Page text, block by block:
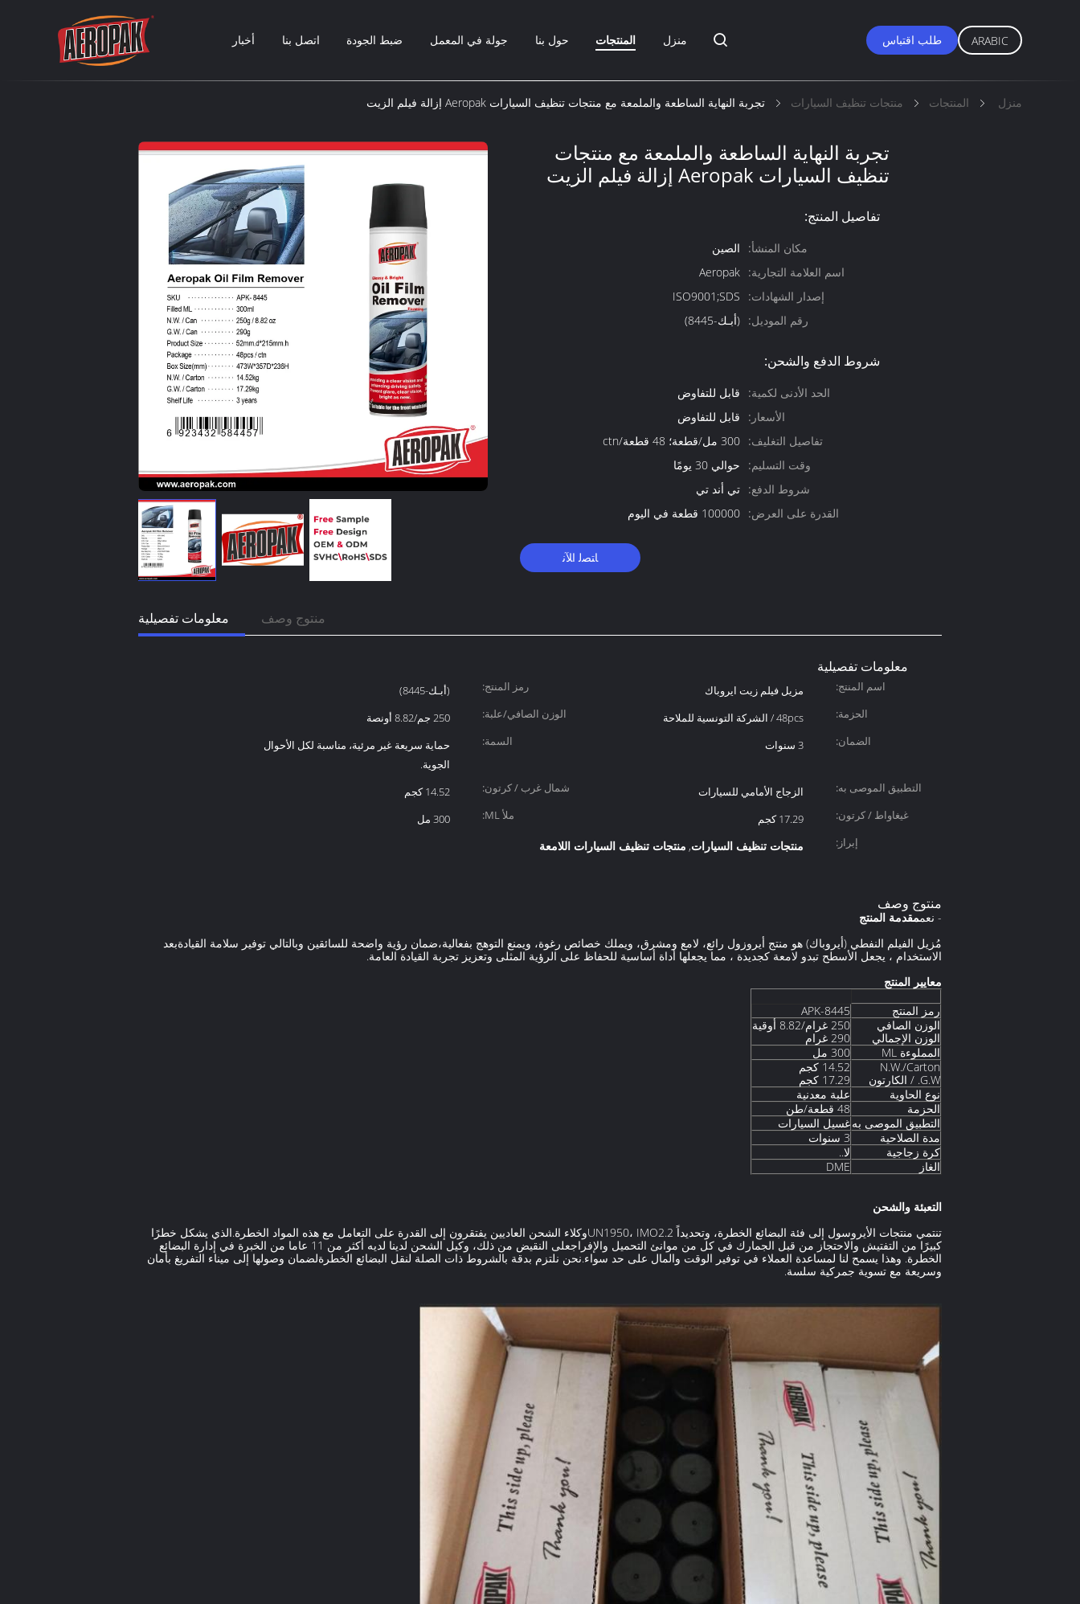
منزل المنتجات حول بنا جولة في المعمل ضبط الجودة اتصل بنا أخبار طلب اقتباس ARABIC
منزل المنتجات منتجات تنظيف السيارات تجربة النهاية الساطعة والملمعة مع منتجات تنظيف السيارات Aeropak إزالة فيلم الزيت
تجربة النهاية الساطعة والملمعة مع منتجات
تنظيف السيارات Aeropak إزالة فيلم الزيت
تفاصيل المنتج:
مكان المنشأ:
الصين
اسم العلامة التجارية: Aeropak
إصدار الشهادات:
ISO9001;SDS
رقم الموديل: (أبـك-8445)
شروط الدفع والشحن:
الحد الأدنى لكمية:
قابل للتفاوض
الأسعار:
قابل للتفاوض
تفاصيل التغليف: 300 مل/قطعة؛ 48 قطعة/ctn
وقت التسليم:
حوالي 30 يومًا
شروط الدفع: تي أند تي
القدرة على العرض: 100000 قطعة في اليوم
ﺎﺘﺼﻟ ﺍﻶﻧ
معلومات تفصيلية منتوج وصف
معلومات تفصيلية
اسم المنتج: مزيل فيلم زيت ايروباك رمز المنتج:
(أبـك-8445)
الحزمة:
48pcs / الشركة التونسية للملاحة الوزن الصافي/علبة:
250 جم/8.82 أونصة
الضمان:
3 سنوات السمة:
حماية سريعة غير مرئية، مناسبة لكل الأحوال
الجوية.
التطبيق الموصى به:
الزجاج الأمامي للسيارات شمال غرب / كرتون:
14.52 كجم
غيغاواط / كرتون:
17.29 كجم ملأ ML:
300 مل
إبراز:
منتجات تنظيف السيارات, منتجات تنظيف السيارات اللامعة
منتوج وصف
- نعممقدمة المنتج
مُزيل الفيلم النفطي (أيروباك) هو منتج أيروزول رائع، لامع ومشرق، ويملك خصائص رغوة، ويمنع التوهج بفعالية،ضمان رؤية واضحة للسائقين وبالتالي توفير سلامة القيادةبعد
الاستخدام ، يجعل الأسطح تبدو لامعة كجديدة ، مما يجعلها أداة أساسية للحفاظ على الرؤية المثلى وتعزيز تجربة القيادة العامة.
معايير المنتج
رمز المنتج
APK-8445
الوزن الصافي
الوزن الإجمالي
250 غرام/8.82 أوقية
290 غرام
المملوءة ML
300 مل
N.W./Carton
G.W. / الكارتون
14.52 كجم
17.29 كجم
نوع الحاوية
علبة معدنية
الحزمة
48 قطعة/طن
التطبيق الموصى بهغسيل السيارات
مدة الصلاحية
3 سنوات
كرة زجاجية
لا..
الغاز
DME
التعبئة والشحن
تنتمي منتجات الأيروسول إلى فئة البضائع الخطرة، وتحديداً UN1950، IMO2.2وكلاء الشحن العاديين يفتقرون إلى القدرة على التعامل مع هذه المواد الخطرة.الذي يشكل خطرًا
كبيرًا من التفتيش والاحتجاز من قبل الجمارك في كل من موانئ التحميل والإفراجعلى النقيض من ذلك، وكيل الشحن لدينا لديه أكثر من 11 عاما من الخبرة في إدارة البضائع
الخطرة. وهذا يسمح لنا لمساعدة العملاء في توفير الوقت والمال على حد سواء.نحن نلتزم بدقة بالشروط ذات الصلة لنقل البضائع الخطرةلضمان وصولها إلى ميناء التفريغ بأمان
وسريعة مع تسوية جمركية سلسة.